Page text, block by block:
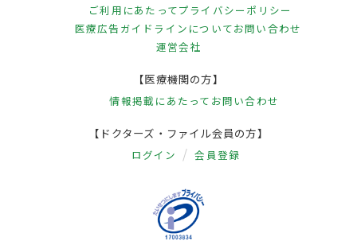
ご利用にあたってプライバシーポリシー
医療広告ガイドラインについてお問い合わせ
運営会社
【医療機関の方】
情報掲載にあたって お問い合わせ
【ドクターズ・ファイル会員の方】
ログイン 会員登録